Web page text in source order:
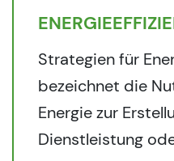
Strategien für
bezeichnet die
Energie zur
Dienstleistung